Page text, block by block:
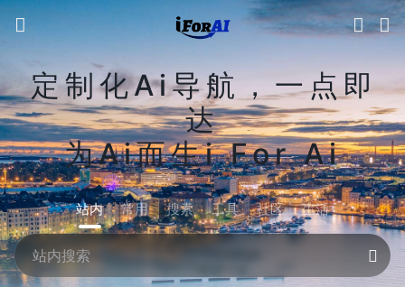
定制化Ai导航，一点即
达
为Ai而生i For Ai
站内 常用 搜索 工具 社区 生活